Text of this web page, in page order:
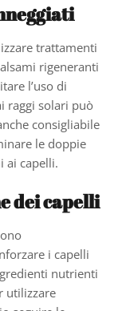
trattamenti
rigeneranti
l’uso di
raggi solari può
consigliabile
le doppie
ai capelli.
dei capelli
i capelli
nutrienti
utilizzare